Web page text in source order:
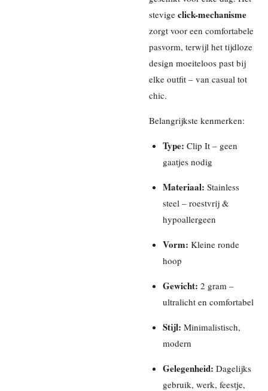
stevige click-mechanisme
zorgt voor een comfortabele
pasvorm, terwijl het tijdloze
design moeiteloos past bij
elke outfit – van casual tot
chic.
Belangrijkste kenmerken:
Type: Clip It – geen
gaatjes nodig
Materiaal: Stainless
steel – roestvrij &
hypoallergeen
Vorm: Kleine ronde
hoop
Gewicht: 2 gram –
ultralicht en comfortabel
Stijl: Minimalistisch,
modern
Gelegenheid: Dagelijks
gebruik, werk, feestje,